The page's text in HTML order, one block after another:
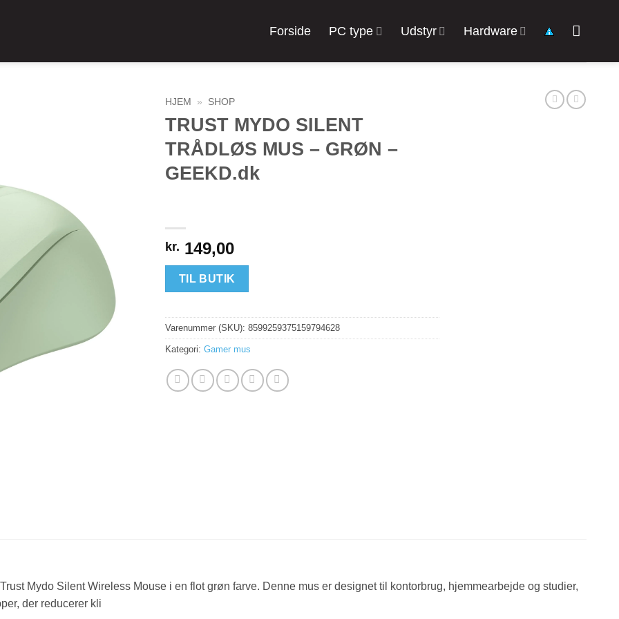
Forside PC type Udstyr Hardware
HJEM » SHOP
TRUST MYDO SILENT
TRÅDLØS MUS – GRØN –
GEEKD.dk
kr. 149,00
TIL BUTIK
Varenummer (SKU): 8599259375159794628
Kategori: Gamer mus
Mydo Silent Wireless Mouse i en flot grøn farve. Denne mus er designet til kontorbrug, hjemmearbejde og studier,
der reducerer kli